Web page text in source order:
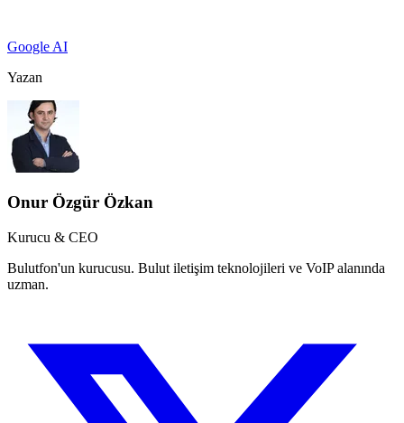
Google AI
Yazan
Onur Özgür Özkan
Kurucu & CEO
Bulutfon'un kurucusu. Bulut iletişim teknolojileri ve VoIP alanında
uzman.